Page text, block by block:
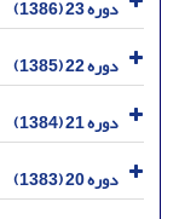
دوره 23 (1386)
دوره 22 (1385)
دوره 21 (1384)
دوره 20 (1383)